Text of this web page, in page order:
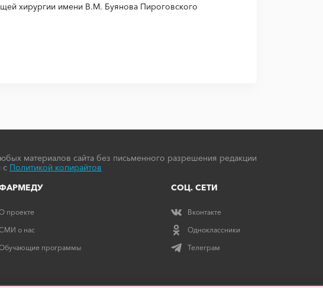
хирургии имени В.М. Буянова Пироговского
материалов сайта без письменного разрешения редакции
с Политикой копирайтов
проекте
о нас
программы
СОЦ. СЕТИ
Вконтакте
Одноклассники
Телеграм